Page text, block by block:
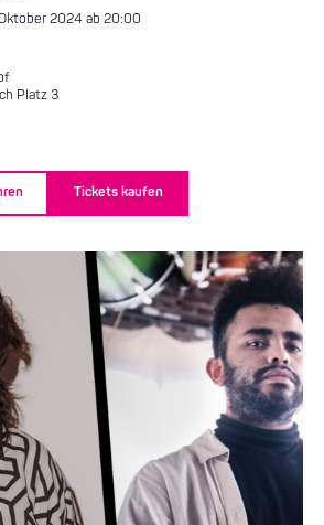
2024 ab 20:00
Platz 3
Tickets kaufen